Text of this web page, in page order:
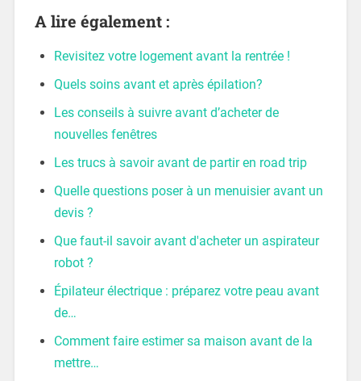
A lire également :
Revisitez votre logement avant la rentrée !
Quels soins avant et après épilation?
Les conseils à suivre avant d’acheter de
nouvelles fenêtres
Les trucs à savoir avant de partir en road trip
Quelle questions poser à un menuisier avant un
devis ?
Que faut-il savoir avant d'acheter un aspirateur
robot ?
Épilateur électrique : préparez votre peau avant
de…
Comment faire estimer sa maison avant de la
mettre…